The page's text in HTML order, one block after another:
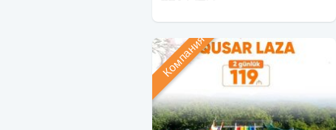
Компания